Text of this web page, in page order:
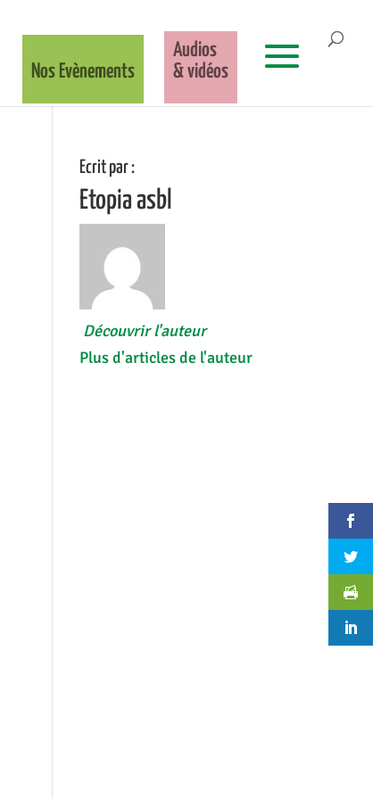
Nos Evènements
Audios
& vidéos
Ecrit par :
Etopia asbl
Découvrir l'auteur
Plus d'articles de l'auteur